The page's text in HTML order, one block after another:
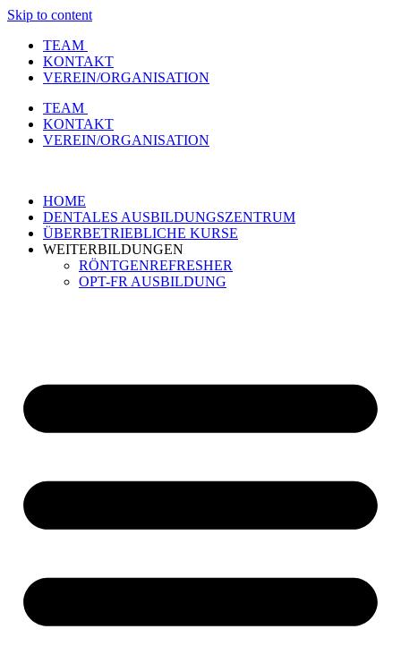
Skip to content
TEAM
KONTAKT
VEREIN/ORGANISATION
TEAM
KONTAKT
VEREIN/ORGANISATION
HOME
DENTALES AUSBILDUNGSZENTRUM
ÜBERBETRIEBLICHE KURSE
WEITERBILDUNGEN
RÖNTGENREFRESHER
OPT-FR AUSBILDUNG